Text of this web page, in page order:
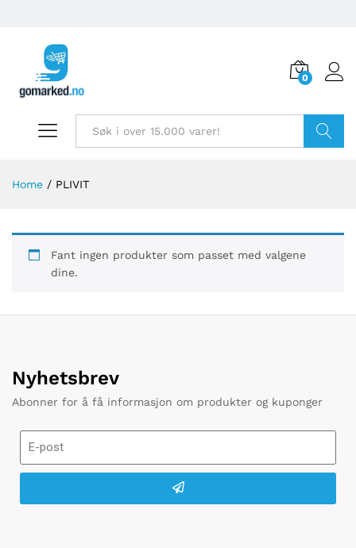
0
Home / PLIVIT
Fant ingen produkter som passet med valgene
dine.
Nyhetsbrev
Abonner for å få informasjon om produkter og kuponger